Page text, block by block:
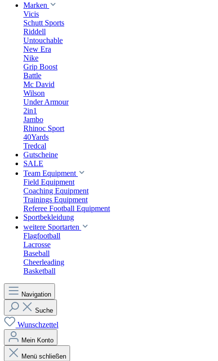
Marken
Vicis
Schutt Sports
Riddell
Untouchable
New Era
Nike
Grip Boost
Battle
Mc David
Wilson
Under Armour
2in1
Jambo
Rhinoc Sport
40Yards
Tredcal
Gutscheine
SALE
Team Equipment
Field Equipment
Coaching Equipment
Trainings Equipment
Referee Football Equipment
Sportbekleidung
weitere Sportarten
Flagfootball
Lacrosse
Baseball
Cheerleading
Basketball
Navigation
Suche
Wunschzettel
Mein Konto
Menü schließen